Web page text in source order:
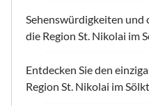
Sehenswürdigkeiten
die Region St. Nikolai im
Entdecken Sie den
Region St. Nikolai im